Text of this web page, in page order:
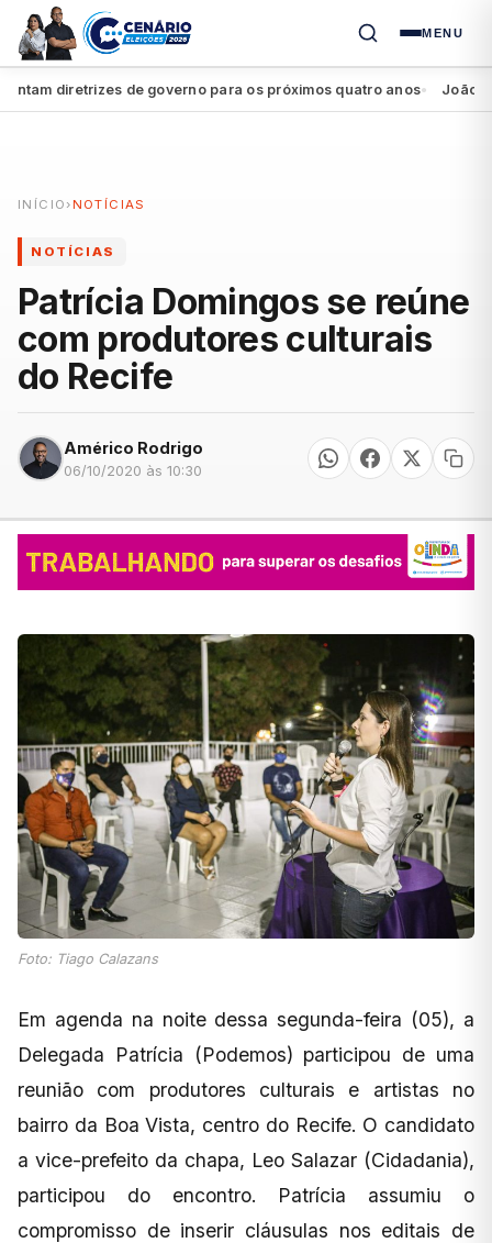
MENU
diretrizes de governo para os próximos quatro anos● João
INÍCIO › NOTÍCIAS
NOTÍCIAS
Patrícia Domingos se reúne
com produtores culturais
do Recife
Américo Rodrigo
06/10/2020 às 10:30
Foto: Tiago Calazans
Em agenda na noite dessa segunda-feira (05), a
Delegada Patrícia (Podemos) participou de uma
reunião com produtores culturais e artistas no
bairro da Boa Vista, centro do Recife. O candidato
a vice-prefeito da chapa, Leo Salazar (Cidadania),
participou do encontro. Patrícia assumiu o
compromisso de inserir cláusulas nos editais de